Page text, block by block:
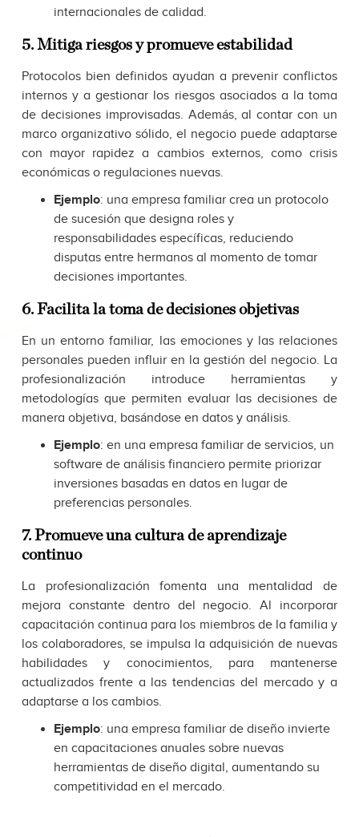
internacionales de calidad.
5. Mitiga riesgos y promueve estabilidad
Protocolos bien definidos ayudan a prevenir conflictos
internos y a gestionar los riesgos asociados a la toma
de decisiones improvisadas. Además, al contar con un
marco organizativo sólido, el negocio puede adaptarse
con mayor rapidez a cambios externos, como crisis
económicas o regulaciones nuevas.
Ejemplo: una empresa familiar crea un protocolo
de sucesión que designa roles y
responsabilidades específicas, reduciendo
disputas entre hermanos al momento de tomar
decisiones importantes.
6. Facilita la toma de decisiones objetivas
En un entorno familiar, las emociones y las relaciones
personales pueden influir en la gestión del negocio. La
profesionalización introduce herramientas y
metodologías que permiten evaluar las decisiones de
manera objetiva, basándose en datos y análisis.
Ejemplo: en una empresa familiar de servicios, un
software de análisis financiero permite priorizar
inversiones basadas en datos en lugar de
preferencias personales.
7. Promueve una cultura de aprendizaje
continuo
La profesionalización fomenta una mentalidad de
mejora constante dentro del negocio. Al incorporar
capacitación continua para los miembros de la familia y
los colaboradores, se impulsa la adquisición de nuevas
habilidades y conocimientos, para mantenerse
actualizados frente a las tendencias del mercado y a
adaptarse a los cambios.
Ejemplo: una empresa familiar de diseño invierte
en capacitaciones anuales sobre nuevas
herramientas de diseño digital, aumentando su
competitividad en el mercado.